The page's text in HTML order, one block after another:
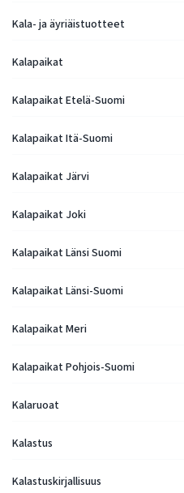
Kala- ja äyriäistuotteet
Kalapaikat
Kalapaikat Etelä-Suomi
Kalapaikat Itä-Suomi
Kalapaikat Järvi
Kalapaikat Joki
Kalapaikat Länsi Suomi
Kalapaikat Länsi-Suomi
Kalapaikat Meri
Kalapaikat Pohjois-Suomi
Kalaruoat
Kalastus
Kalastuskirjallisuus